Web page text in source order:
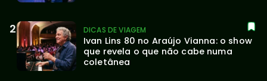
DICAS DE VIAGEM
Ivan Lins 80 no Araújo Vianna: o show
que revela o que não cabe numa
coletânea